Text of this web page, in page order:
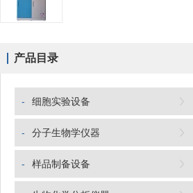
产品目录
- 细胞实验设备
- 分子生物学仪器
- 样品制备设备